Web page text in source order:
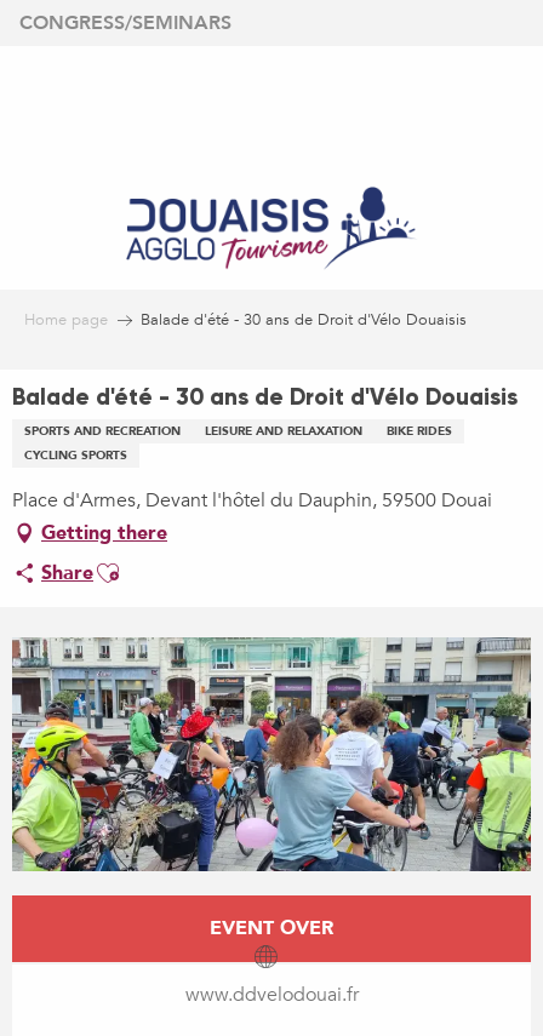
Aller
CONGRESS/SEMINARS
Home page Balade d'été - 30 ans de Droit d'Vélo Douaisis
Balade d'été - 30 ans de Droit d'Vélo Douaisis
SPORTS AND RECREATION LEISURE AND RELAXATION
BIKE RIDES
CYCLING SPORTS
Place d'Armes, Devant l'hôtel du Dauphin, 59500 Douai
Getting there
ShareAjouter aux favoris
Opening hours & contact details
EVENT OVER
www.ddvelodouai.fr